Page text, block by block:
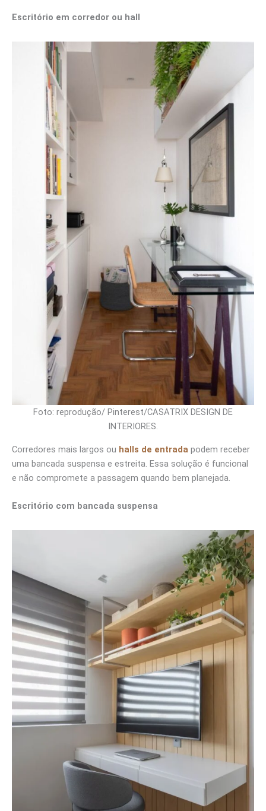
Escritório em corredor ou hall
Foto: reprodução/ Pinterest/CASATRIX DESIGN DE
INTERIORES.
Corredores mais largos ou halls de entrada podem receber
uma bancada suspensa e estreita. Essa solução é funcional
e não compromete a passagem quando bem planejada.
Escritório com bancada suspensa